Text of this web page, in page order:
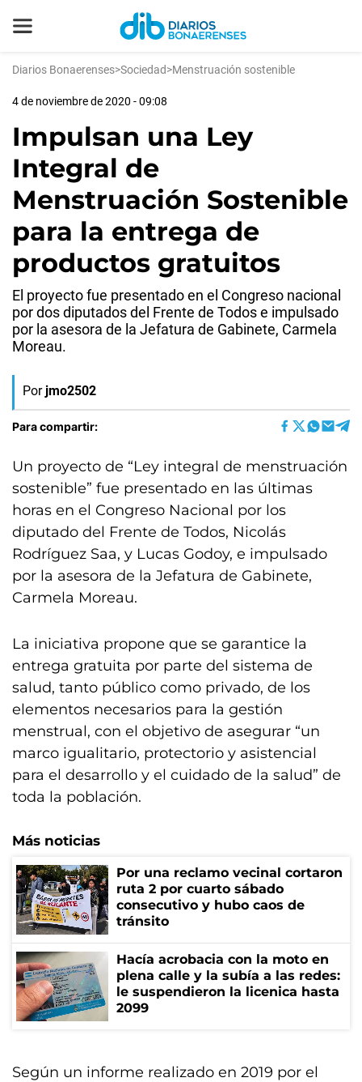
Diarios Bonaerenses>Sociedad>Menstruación sostenible
4 de noviembre de 2020 - 09:08
Impulsan una Ley
Integral de
Menstruación Sostenible
para la entrega de
productos gratuitos
El proyecto fue presentado en el Congreso nacional
por dos diputados del Frente de Todos e impulsado
por la asesora de la Jefatura de Gabinete, Carmela
Moreau.
Por jmo2502
Para compartir:
Un proyecto de “Ley integral de menstruación
sostenible” fue presentado en las últimas
horas en el Congreso Nacional por los
diputado del Frente de Todos, Nicolás
Rodríguez Saa, y Lucas Godoy, e impulsado
por la asesora de la Jefatura de Gabinete,
Carmela Moreau.
La iniciativa propone que se garantice la
entrega gratuita por parte del sistema de
salud, tanto público como privado, de los
elementos necesarios para la gestión
menstrual, con el objetivo de asegurar “un
marco igualitario, protectorio y asistencial
para el desarrollo y el cuidado de la salud” de
toda la población.
Más noticias
Por una reclamo vecinal cortaron
ruta 2 por cuarto sábado
consecutivo y hubo caos de
tránsito
Hacía acrobacia con la moto en
plena calle y la subía a las redes:
le suspendieron la licenica hasta
2099
Según un informe realizado en 2019 por el